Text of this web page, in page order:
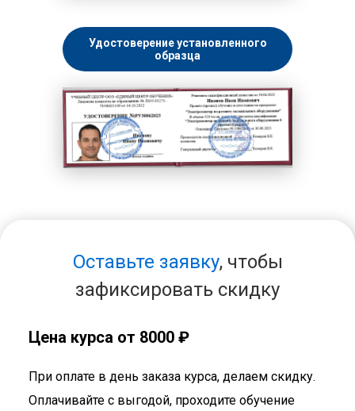
Удостоверение установленного
образца
Оставьте заявку, чтобы
зафиксировать скидку
Цена курса от 8000 ₽
При оплате в день заказа курса, делаем скидку.
Оплачивайте с выгодой, проходите обучение